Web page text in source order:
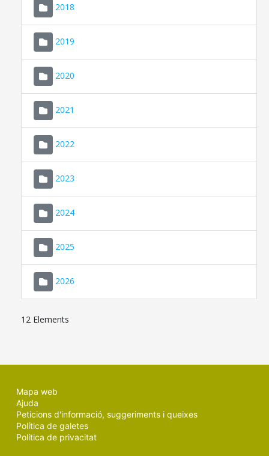
2018
2019
2020
2021
2022
2023
2024
2025
2026
12 Elements
Mapa web
Ajuda
Peticions d'informació, suggeriments i queixes
Política de galetes
Política de privacitat